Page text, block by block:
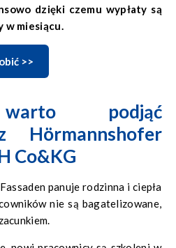
więcim większe
zarobki
niemieckiej umowie o pracę.
częściowo opłacone
warunkach.
dzięki czemu wypłaty są
w miesiącu.
>>
podjąć
Hörmannshofer
Co&KG
panuje rodzinna i ciepła
nie są bagatelizowane,